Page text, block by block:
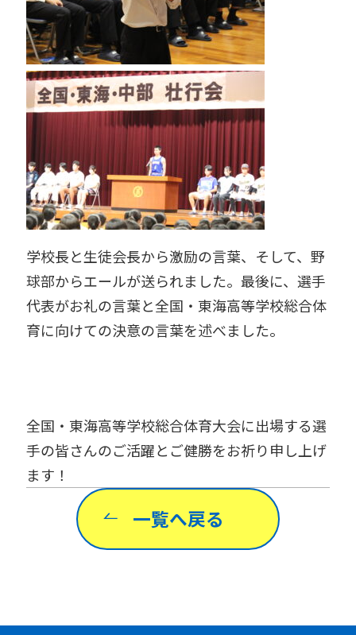
学校長と生徒会長から激励の言葉、そして、野
球部からエールが送られました。最後に、選手
代表がお礼の言葉と全国・東海高等学校総合体
育に向けての決意の言葉を述べました。
全国・東海高等学校総合体育大会に出場する選
手の皆さんのご活躍とご健勝をお祈り申し上げ
ます！
一覧へ戻る